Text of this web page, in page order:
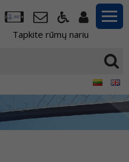
Tapkite rūmų nariu